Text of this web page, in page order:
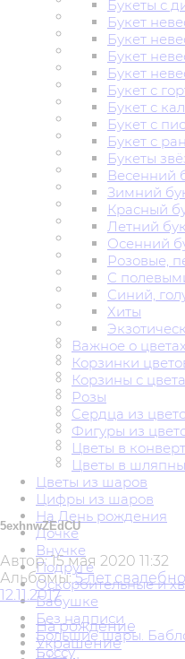
Букеты с
Букет
Букет
Букет
Букет
Букет с
Букет с
Букет с
Букет с
Букеты
Весенний
Зимний
Красный
Летний
Осенний
Розовые,
С
Синий,
Хиты
Важное о цветах
Корзинки
Корзины с
Розы
Сердца из
Фигуры из
Цветы в
Цветы в
Цветы из шаров
Цифры из шаров
На День рождения
Дочке
Внучке
Подруге
Оскорбительные и
Бабушке
Без надписи
Большие шары.
Боссу
5exhnwZEdCU
Автор:15 мая 2020 11:32
Альбомы:5 лет
12.11.2017
На рождение
Украшение